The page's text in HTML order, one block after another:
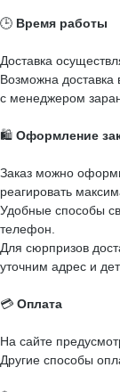
🕒 Время работы
Доставка
Возможна доставка
с менеджером
🛍️ Оформление
Заказ можно
реагировать
Удобные способы
телефон.
Для сюрпризов
уточним адрес и
💳 Оплата
На сайте
Другие способы